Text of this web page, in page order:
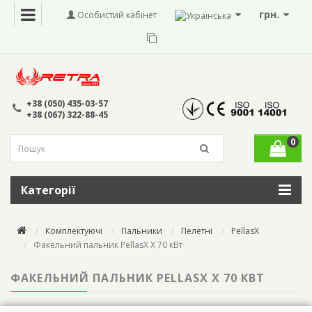
грн.
Особистий кабінет
+38 (050) 435-03-57
+38 (067) 322-88-45
0
Категорії
Комплектуючі Пальники Пелетні
PellasX
Факельний пальник PellasX X 70 кВт
ФАКЕЛЬНИЙ ПАЛЬНИК PELLASX X 70 КВТ